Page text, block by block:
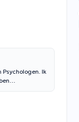
Ik